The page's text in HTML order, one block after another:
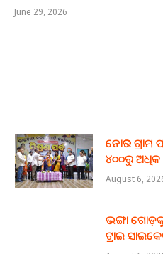
June 29, 2026
ନୋତର ଗ୍ରାମ
୪୦୦ରୁ ଅଧିକ
August 6,
ଭଙ୍ଗା
ଟ୍ରାଇ